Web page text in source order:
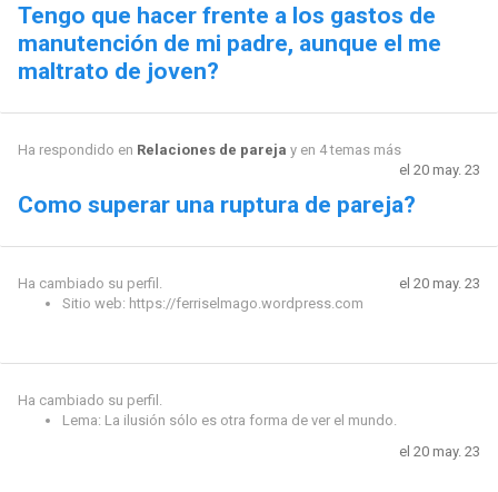
Tengo que hacer frente a los gastos de
manutención de mi padre, aunque el me
maltrato de joven?
Ha respondido en Relaciones de pareja y en 4 temas más
el 20 may. 23
Como superar una ruptura de pareja?
Ha cambiado su perfil.
Sitio web: https://ferriselmago.wordpress.com
el 20 may. 23
Ha cambiado su perfil.
Lema: La ilusión sólo es otra forma de ver el mundo.
el 20 may. 23